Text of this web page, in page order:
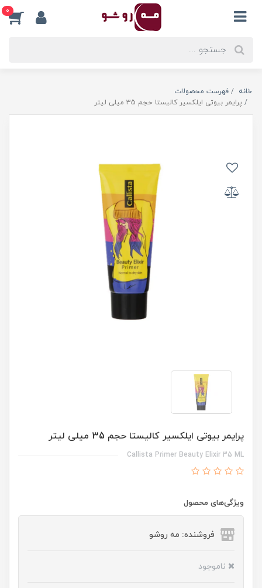
0
خانه
فهرست محصولات
پرایمر بیوتی ایلکسیر کالیستا حجم 35 میلی لیتر
پرایمر بیوتی ایلکسیر کالیستا حجم 35 میلی لیتر
Callista Primer Beauty Elixir 35 ML
ویژگی‌های محصول
فروشنده: مه رو‌شو
ناموجود